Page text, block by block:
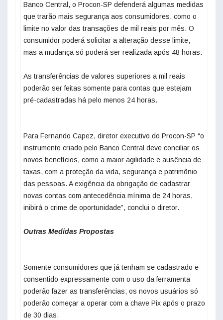
Banco Central, o Procon-SP defenderá algumas medidas
que trarão mais segurança aos consumidores, como o
limite no valor das transações de mil reais por mês. O
consumidor poderá solicitar a alteração desse limite,
mas a mudança só poderá ser realizada após 48 horas.
As transferências de valores superiores a mil reais
poderão ser feitas somente para contas que estejam
pré-cadastradas há pelo menos 24 horas.
Para Fernando Capez, diretor executivo do Procon-SP “o
instrumento criado pelo Banco Central deve conciliar os
novos benefícios, como a maior agilidade e ausência de
taxas, com a proteção da vida, segurança e patrimônio
das pessoas. A exigência da obrigação de cadastrar
novas contas com antecedência mínima de 24 horas,
inibirá o crime de oportunidade”, conclui o diretor.
Outras Medidas Propostas
Somente consumidores que já tenham se cadastrado e
consentido expressamente com o uso da ferramenta
poderão fazer as transferências; os novos usuários só
poderão começar a operar com a chave Pix após o prazo
de 30 dias.